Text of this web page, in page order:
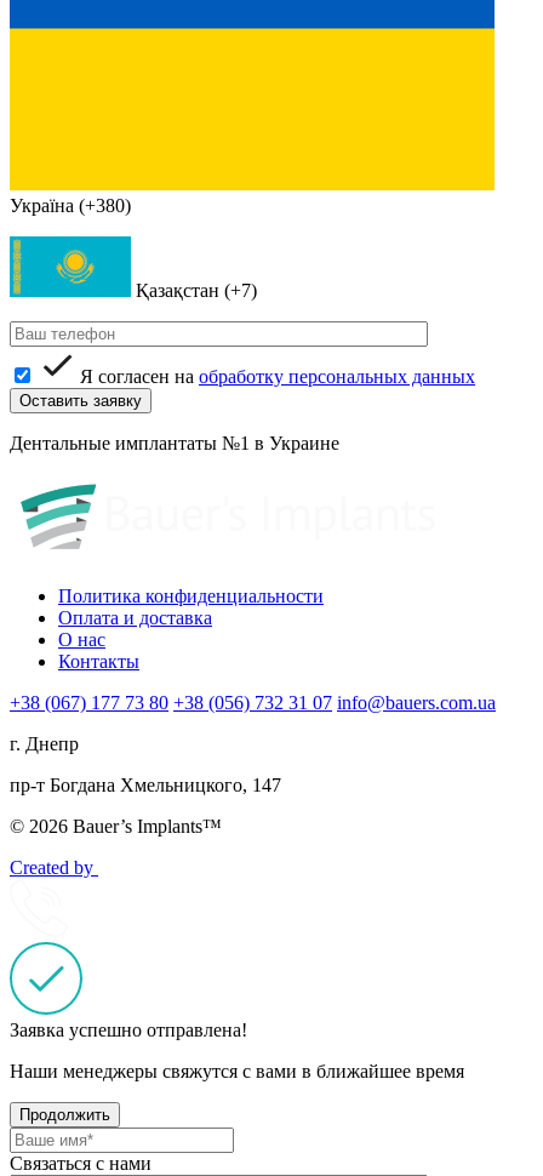
Україна (+380)
Қазақстан (+7)
Я согласен на обработку персональных данных
Дентальные имплантаты №1 в Украине
Политика конфиденциальности
Оплата и доставка
О нас
Контакты
+38 (067) 177 73 80 +38 (056) 732 31 07 info@bauers.com.ua
г. Днепр
пр-т Богдана Хмельницкого, 147
© 2026 Bauer’s Implants™
Created by
Заявка успешно отправлена!
Наши менеджеры свяжутся с вами в ближайшее время
Продолжить
Связаться с нами